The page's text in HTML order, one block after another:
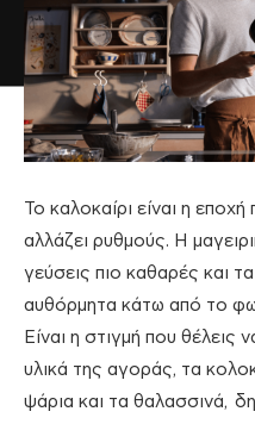
Το καλοκαίρι είναι η
αλλάζει ρυθμούς. Η
γεύσεις πιο καθαρές και
αυθόρμητα κάτω από το
Είναι η στιγμή που θέλεις
υλικά της αγοράς, τα
ψάρια και τα θαλασσινά,